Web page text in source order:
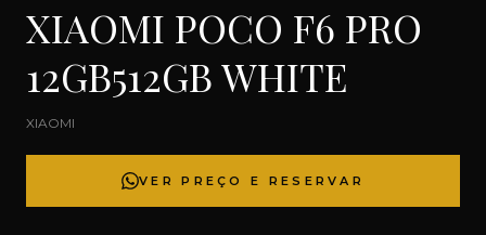
XIAOMI POCO F6 PRO
12GB512GB WHITE
XIAOMI
VER PREÇO E RESERVAR